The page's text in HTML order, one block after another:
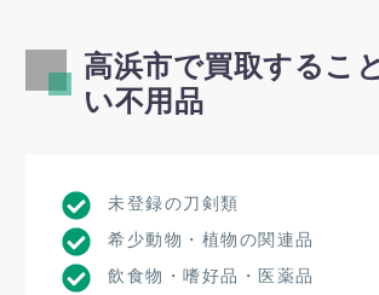
高浜市で買取するこ
い不用品
未登録の刀剣類
希少動物・植物の関連品
飲食物・嗜好品・医薬品